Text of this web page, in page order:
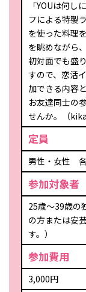
「YOUは何
フによる特製
を使った料理
を眺めながら
初対面でも盛
すので、恋活
加できる内容
お友達同士の
せんか。（
定員
男性・女性
参加対象者
25歳～39歳の
の方または安
す。）
参加費用
3,000円